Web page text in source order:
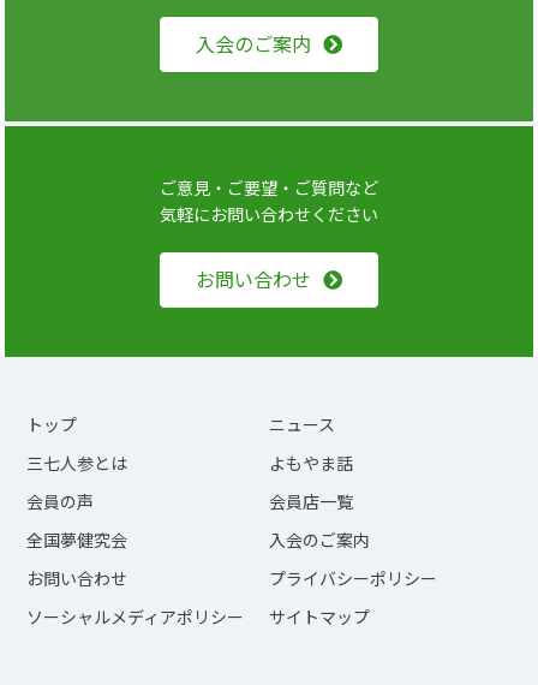
入会のご案内
ご意見・ご要望・ご質問など
気軽にお問い合わせください
お問い合わせ
トップ
ニュース
三七人参とは
よもやま話
会員の声
会員店一覧
全国夢健究会
入会のご案内
お問い合わせ
プライバシーポリシー
ソーシャルメディアポリシー
サイトマップ